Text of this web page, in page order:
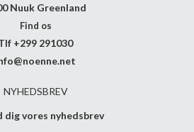
Nuuk Greenland
Find os
+299 291030
NYHEDSBREV
dig vores nyhedsbrev